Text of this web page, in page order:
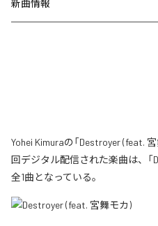
新曲情報
Yohei Kimuraの「Destroyer (feat.
回デジタル配信された楽曲は、「
全1曲となっている。